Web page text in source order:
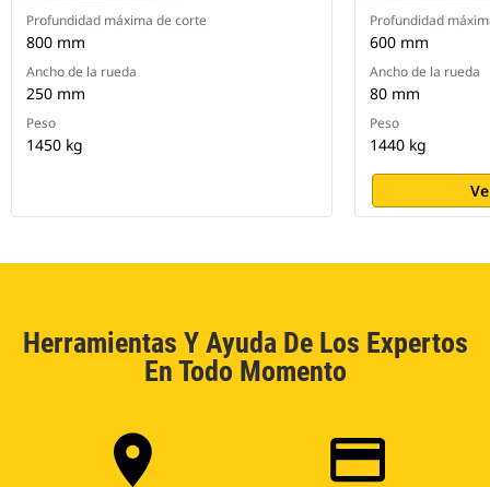
Profundidad máxima de corte
800 mm
Ancho de la rueda
250 mm
Peso
1450 kg
Profundidad
600 mm
Ancho de la rueda
80 mm
Peso
1440 kg
Herramientas Y Ayuda De Los Expertos
En Todo Momento